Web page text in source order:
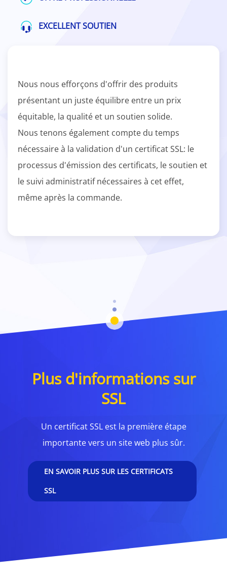
EXCELLENT SOUTIEN
Nous nous efforçons d'offrir des produits
présentant un juste équilibre entre un prix
équitable, la qualité et un soutien solide.
Nous tenons également compte du temps
nécessaire à la validation d'un certificat SSL: le
processus d'émission des certificats, le soutien et
le suivi administratif nécessaires à cet effet,
même après la commande.
Plus d'informations sur
SSL
Un certificat SSL est la première étape
importante vers un site web plus sûr.
EN SAVOIR PLUS SUR LES CERTIFICATS
SSL